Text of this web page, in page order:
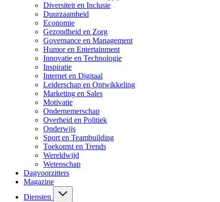
Diversiteit en Inclusie
Duurzaamheid
Economie
Gezondheid en Zorg
Governance en Management
Humor en Entertainment
Innovatie en Technologie
Inspiratie
Internet en Digitaal
Leiderschap en Ontwikkeling
Marketing en Sales
Motivatie
Ondernemerschap
Overheid en Politiek
Onderwijs
Sport en Teambuilding
Toekomst en Trends
Wereldwijd
Wetenschap
Dagvoorzitters
Magazine
Diensten